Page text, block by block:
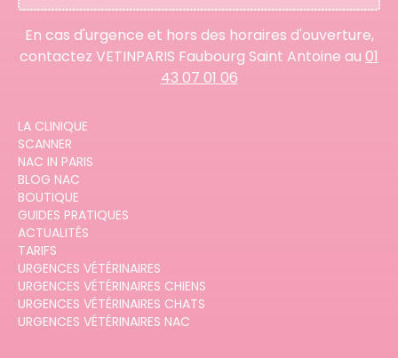
En cas d'urgence et hors des horaires d'ouverture,
contactez VETINPARIS Faubourg Saint Antoine au 01
43 07 01 06
LA CLINIQUE
SCANNER
NAC IN PARIS
BLOG NAC
BOUTIQUE
GUIDES PRATIQUES
ACTUALITÉS
TARIFS
URGENCES VÉTÉRINAIRES
URGENCES VÉTÉRINAIRES CHIENS
URGENCES VÉTÉRINAIRES CHATS
URGENCES VÉTÉRINAIRES NAC